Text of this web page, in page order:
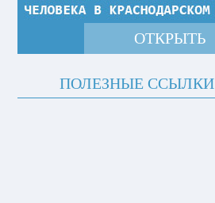
ОТКРЫТЬ
ПОЛЕЗНЫЕ ССЫЛКИ